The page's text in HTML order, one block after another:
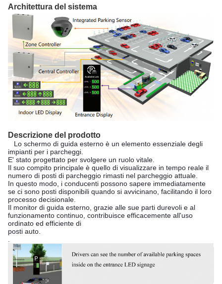
Architettura del sistema
Descrizione del prodotto
Lo schermo di guida esterno è un elemento essenziale degli
impianti per i parcheggi.
E' stato progettato per svolgere un ruolo vitale.
Il suo compito principale è quello di visualizzare in tempo reale il
numero di posti di parcheggio rimasti nel parcheggio attuale.
In questo modo, i conducenti possono sapere immediatamente
se ci sono posti disponibili quando si avvicinano, facilitando il loro
processo decisionale.
Il monitor di guida esterno, grazie alle sue parti durevoli e al
funzionamento continuo, contribuisce efficacemente all'uso
ordinato ed efficiente di
posti auto.